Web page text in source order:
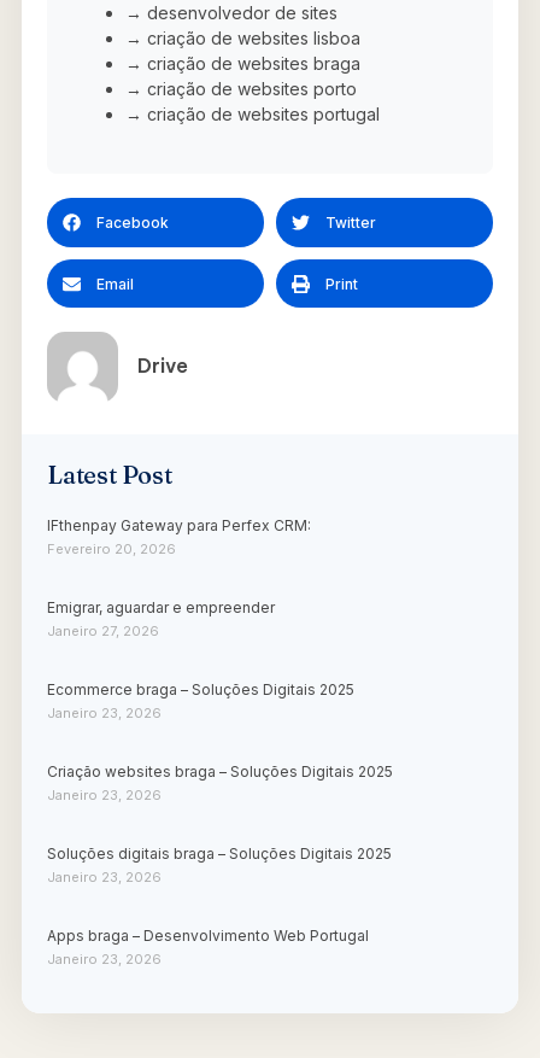
→ desenvolvedor de sites
→ criação de websites lisboa
→ criação de websites braga
→ criação de websites porto
→ criação de websites portugal
Facebook Twitter
Email Print
Drive
Latest Post
IFthenpay Gateway para Perfex CRM:
Fevereiro 20, 2026
Emigrar, aguardar e empreender
Janeiro 27, 2026
Ecommerce braga – Soluções Digitais 2025
Janeiro 23, 2026
Criação websites braga – Soluções Digitais 2025
Janeiro 23, 2026
Soluções digitais braga – Soluções Digitais 2025
Janeiro 23, 2026
Apps braga – Desenvolvimento Web Portugal
Janeiro 23, 2026